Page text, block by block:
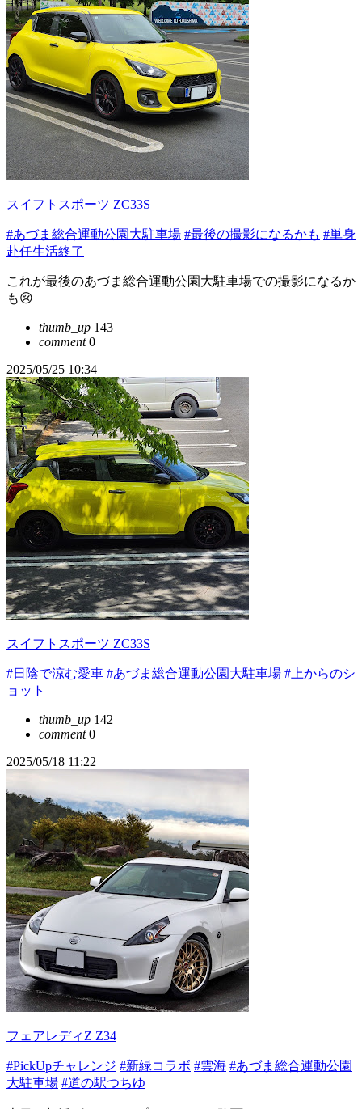
スイフトスポーツ ZC33S
#あづま総合運動公園大駐車場 #最後の撮影になるかも #単身
赴任生活終了
これが最後のあづま総合運動公園大駐車場での撮影になるか
も😢
thumb_up 143
comment0
2025/05/25 10:34
スイフトスポーツ ZC33S
#日陰で涼む愛車 #あづま総合運動公園大駐車場 #上からのシ
ョット
thumb_up 142
comment0
2025/05/18 11:22
フェアレディZ Z34
#PickUpチャレンジ #新緑コラボ #雲海 #あづま総合運動公園
大駐車場 #道の駅つちゆ